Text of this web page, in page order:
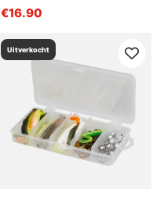
€16.90
Uitverkocht